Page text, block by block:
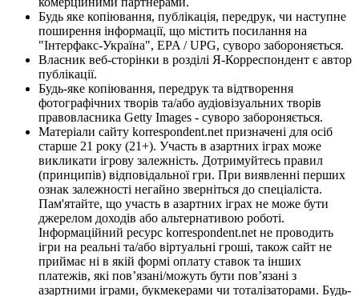
Будь яке копіювання, публікація, передрук, чи наступне
поширення інформації, що містить посилання на
"Інтерфакс-Україна", EPA / UPG, суворо забороняється.
Власник веб-сторінки в розділі Я-Корреспондент є автор
публікації.
Будь-яке копіювання, передрук та відтворення
фотографічних творів та/або аудіовізуальних творів
правовласника Getty Images - суворо забороняється.
Матеріали сайту korrespondent.net призначені для осіб
старше 21 року (21+). Участь в азартних іграх може
викликати ігрову залежність. Дотримуйтесь правил
(принципів) відповідальної гри. При виявленні перших
ознак залежності негайно зверніться до спеціаліста.
Пам'ятайте, що участь в азартних іграх не може бути
джерелом доходів або альтернативою роботі.
Інформаційний ресурс korrespondent.net не проводить
ігри на реальні та/або віртуальні гроші, також сайт не
приймає ні в якій формі оплату ставок та інших
платежів, які пов’язані/можуть бути пов’язані з
азартними іграми, букмекерами чи тоталізаторами. Будь-